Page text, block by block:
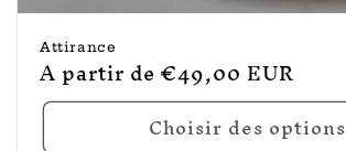
Attirance
Prix
habituel
A partir de €49,00 EUR
Choisir des options